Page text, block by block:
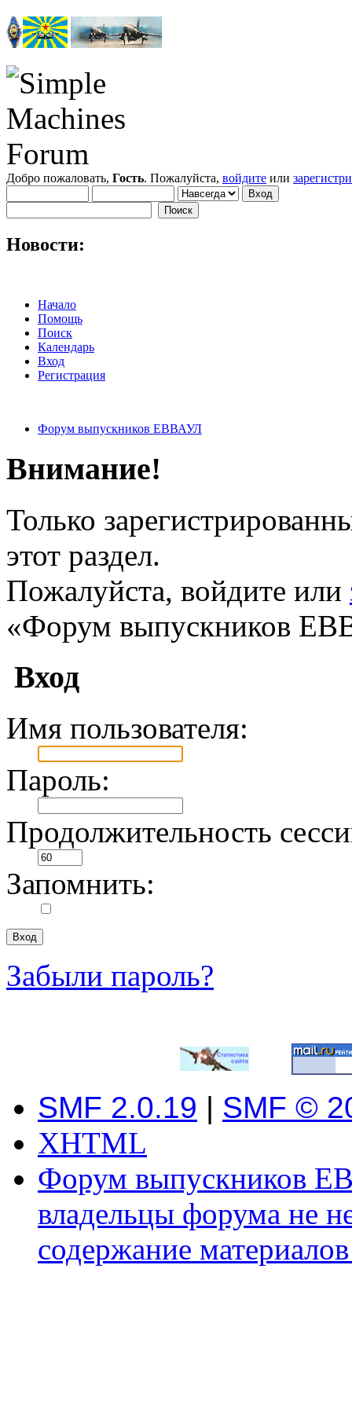
Добро пожаловать, Гость. Пожалуйста, войдите или
Новости:
Начало
Помощь
Поиск
Календарь
Вход
Регистрация
Форум выпускников ЕВВАУЛ
Внимание!
Только
этот раздел.
Пожалуйста, войдите или
«Форум выпускников
Вход
Имя пользователя:
Пароль:
Продолжительность
Запомнить:
Забыли пароль?
SMF 2.0.19 | SMF ©
XHTML
Форум выпускников
владельцы форума не
содержание